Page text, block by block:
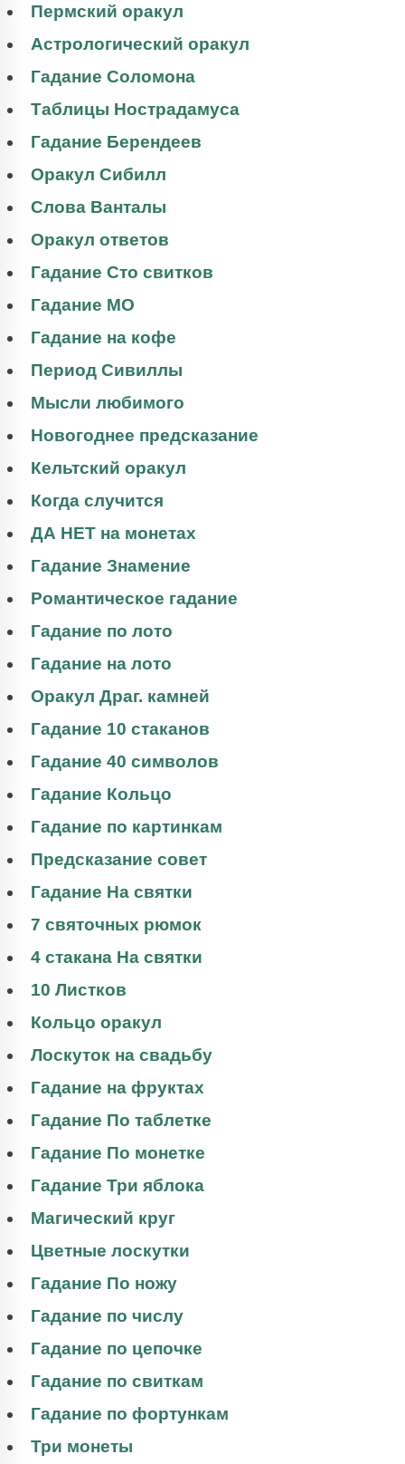
Пермский оракул
Астрологический оракул
Гадание Соломона
Таблицы Нострадамуса
Гадание Берендеев
Оракул Сибилл
Слова Ванталы
Оракул ответов
Гадание Сто свитков
Гадание МО
Гадание на кофе
Период Сивиллы
Мысли любимого
Новогоднее предсказание
Кельтский оракул
Когда случится
ДА НЕТ на монетах
Гадание Знамение
Романтическое гадание
Гадание по лото
Гадание на лото
Оракул Драг. камней
Гадание 10 стаканов
Гадание 40 символов
Гадание Кольцо
Гадание по картинкам
Предсказание совет
Гадание На святки
7 святочных рюмок
4 стакана На святки
10 Листков
Кольцо оракул
Лоскуток на свадьбу
Гадание на фруктах
Гадание По таблетке
Гадание По монетке
Гадание Три яблока
Магический круг
Цветные лоскутки
Гадание По ножу
Гадание по числу
Гадание по цепочке
Гадание по свиткам
Гадание по фортункам
Три монеты